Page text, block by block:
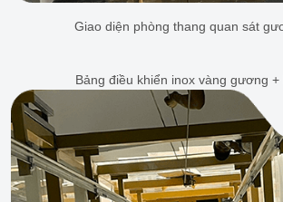
Giao diện phòng thang quan sát
Bảng điều khiển inox vàng gương +